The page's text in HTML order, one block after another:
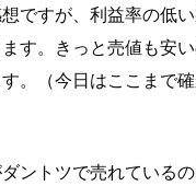
ですが、利益率の低
す。きっと売値も安
。（今日はここまで
ントツで売れている